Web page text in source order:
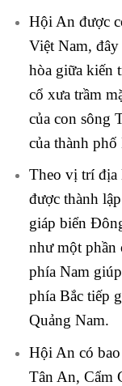
Hội An được
Việt Nam,
hòa giữa kiến
cổ xưa trầm
của con sông
của thành
Theo vị trí địa
được thành
giáp biển
như một phần
phía Nam
phía Bắc tiếp
Quảng Nam.
Hội An có
Tân An, Cẩm